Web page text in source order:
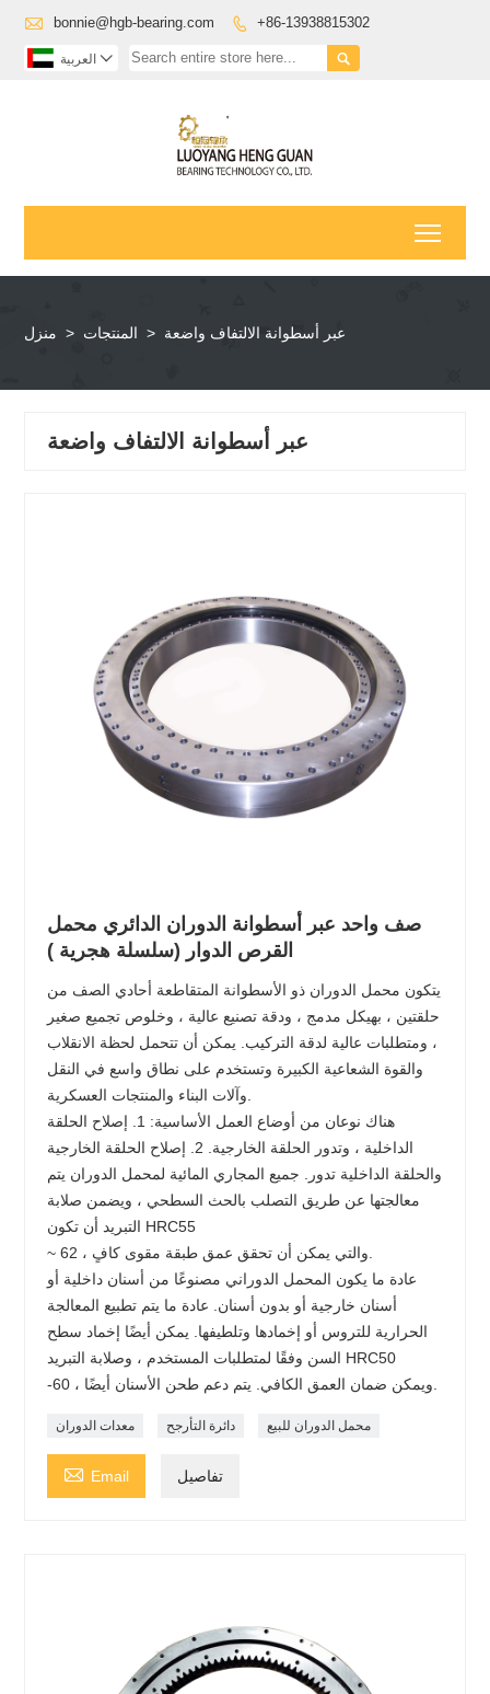
 bonnie@hgb-bearing.com  +86-13938815302
 العربية 
منزل > المنتجات > عبر أسطوانة الالتفاف واضعة
عبر أسطوانة الالتفاف واضعة
صف واحد عبر أسطوانة الدوران الدائري محمل
القرص الدوار (سلسلة هجرية )
يتكون محمل الدوران ذو الأسطوانة المتقاطعة أحادي الصف من
حلقتين ، بهيكل مدمج ، ودقة تصنيع عالية ، وخلوص تجميع صغير
، ومتطلبات عالية لدقة التركيب. يمكن أن تتحمل لحظة الانقلاب
والقوة الشعاعية الكبيرة وتستخدم على نطاق واسع في النقل
هناك نوعان من أوضاع العمل الأساسية: 1. إصلاح الحلقة
الداخلية ، وتدور الحلقة الخارجية. 2. إصلاح الحلقة الخارجية
والحلقة الداخلية تدور. جميع المجاري المائية لمحمل الدوران يتم
معالجتها عن طريق التصلب بالحث السطحي ، ويضمن صلابة
التبريد أن تكون HRC55
عادة ما يكون المحمل الدوراني مصنوعًا من أسنان داخلية أو
أسنان خارجية أو بدون أسنان. عادة ما يتم تطبيع المعالجة
الحرارية للتروس أو إخمادها وتلطيفها. يمكن أيضًا إخماد سطح
السن وفقًا لمتطلبات المستخدم ، وصلابة التبريد HRC50
معدات الدوران دائرة التأرجح محمل الدوران للبيع
 Email تفاصيل